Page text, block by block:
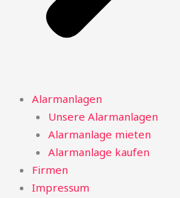
Alarmanlagen
Unsere Alarmanlagen
Alarmanlage mieten
Alarmanlage kaufen
Firmen
Impressum